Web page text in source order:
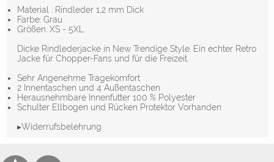
Material : Rindleder 1,2 mm Dick
Farbe: Grau
Größen: XS - 5XL
Dicke Rindlederjacke in New Trendige Style. Ein echter Retro
Jacke für Chopper-Fans und für die Freizeit.
Sehr Angenehme Tragekomfort
2 Innentaschen und 4 Außentaschen
Herausnehmbare Innenfutter 100 % Polyester
Schulter Ellbogen und Rücken Protektor Vorhanden
▸Widerrufsbelehrung